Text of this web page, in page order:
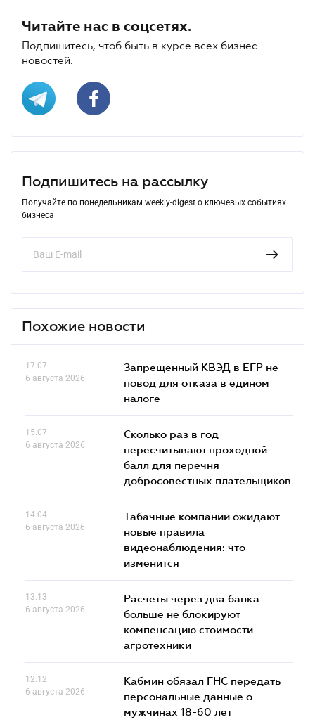
Читайте нас в соцсетях.
Подпишитесь, чтоб быть в курсе всех бизнес-
новостей.
Подпишитесь на рассылку
Получайте по понедельникам weekly-digest о ключевых событиях
бизнеса
Похожие новости
17.07
6 августа 2026
Запрещенный КВЭД в ЕГР не
повод для отказа в едином
налоге
15.07
6 августа 2026
Сколько раз в год
пересчитывают проходной
балл для перечня
добросовестных плательщиков
14.04
6 августа 2026
Табачные компании ожидают
новые правила
видеонаблюдения: что
изменится
13.13
6 августа 2026
Расчеты через два банка
больше не блокируют
компенсацию стоимости
агротехники
12.12
6 августа 2026
Кабмин обязал ГНС передать
персональные данные о
мужчинах 18-60 лет